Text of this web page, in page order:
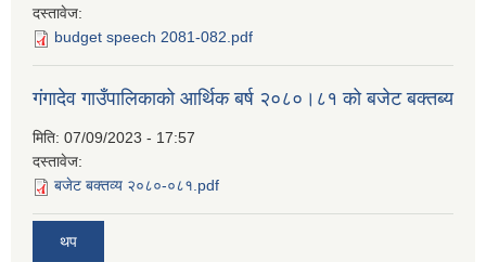
दस्तावेज:
budget speech 2081-082.pdf
गंगादेव गाउँपालिकाको आर्थिक बर्ष २०८०।८१ को बजेट बक्तब्य
मिति: 07/09/2023 - 17:57
दस्तावेज:
बजेट बक्तव्य २०८०-०८१.pdf
थप